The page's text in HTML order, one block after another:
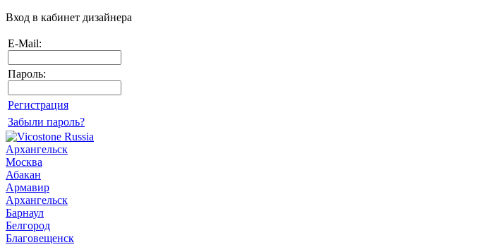
Вход в кабинет дизайнера
E-Mail:
Пароль:
Регистрация
Забыли пароль?
Архангельск
Москва
Абакан
Армавир
Архангельск
Барнаул
Белгород
Благовещенск